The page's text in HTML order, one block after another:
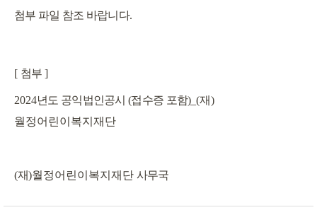
첨부 파일 참조 바랍니다.
[ 첨부 ]
2024년도 공익법인공시 (접수증 포함)_(재)
월정어린이복지재단
(재)월정어린이복지재단 사무국